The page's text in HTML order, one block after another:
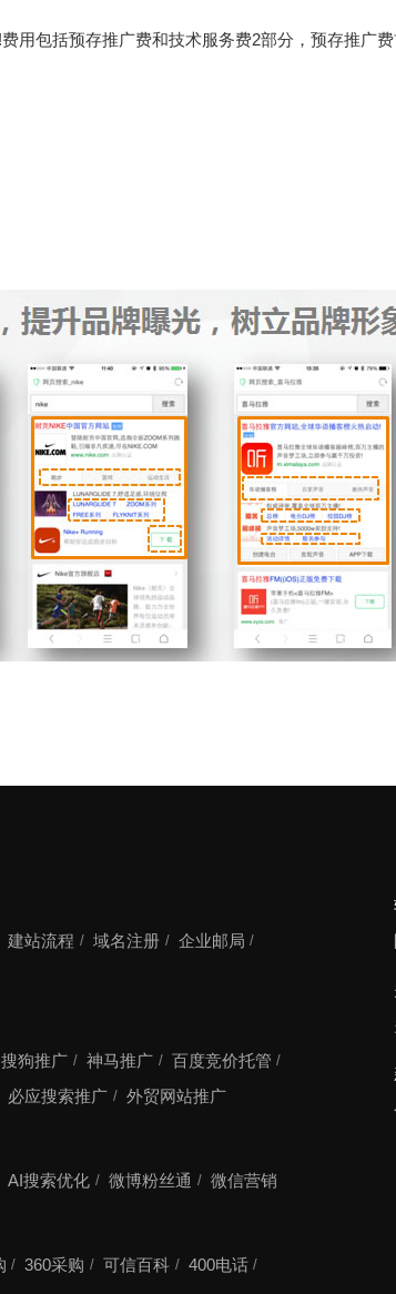
括预存推广费和技术服务费2部分，预存推广费
建站流程 域名注册
企业邮局
搜狗推广 神马推广
百度竞价托管
必应搜索推广 外贸网站推广
AI搜索优化 微博粉丝通 微信营销
360采购 可信百科
400电话